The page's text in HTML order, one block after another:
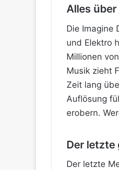
Alles
Die Imagine
und Elektro
Millionen
Musik zieht
Zeit lang
Auflösung
erobern.
Der letzte
Der letzte